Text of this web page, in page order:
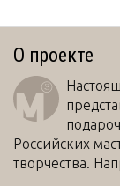
О проекте
Российских
творчества.